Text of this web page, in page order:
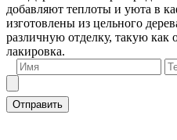
добавляют теплоты и уюта в
изготовлены из цельного
различную отделку, такую
лакировка.
Отправить